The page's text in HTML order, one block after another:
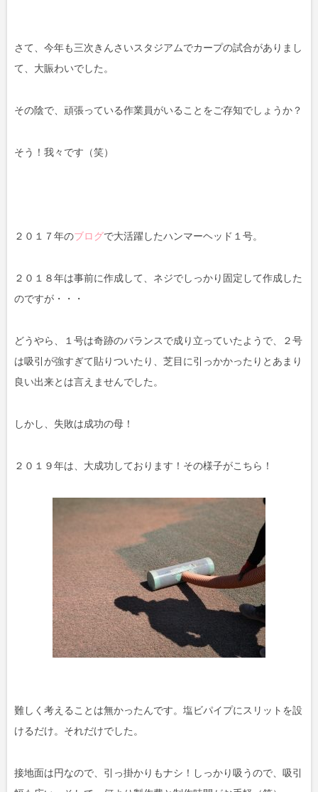
さて、今年も三次きんさいスタジアムでカープの試合がありまし
て、大賑わいでした。
その陰で、頑張っている作業員がいることをご存知でしょうか？
そう！我々です（笑）
２０１７年のブログで大活躍したハンマーヘッド１号。
２０１８年は事前に作成して、ネジでしっかり固定して作成した
のですが・・・
どうやら、１号は奇跡のバランスで成り立っていたようで、２号
は吸引が強すぎて貼りついたり、芝目に引っかかったりとあまり
良い出来とは言えませんでした。
しかし、失敗は成功の母！
２０１９年は、大成功しております！その様子がこちら！
難しく考えることは無かったんです。塩ビパイプにスリットを設
けるだけ。それだけでした。
接地面は円なので、引っ掛かりもナシ！しっかり吸うので、吸引